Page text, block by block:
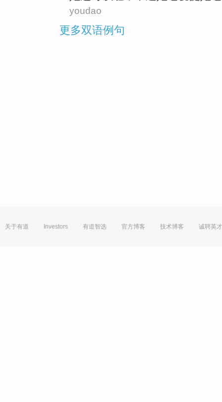
youdao
更多双语例句
关于有道 Investors 有道智选 官方博客 技术博客 诚聘英才